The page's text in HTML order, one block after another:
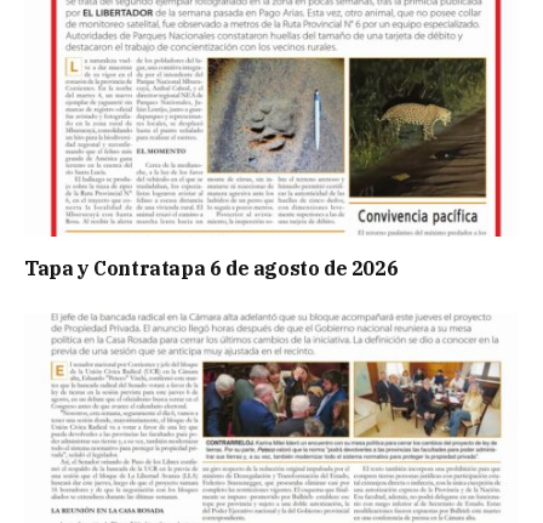
Tapa y Contratapa 6 de agosto de 2026